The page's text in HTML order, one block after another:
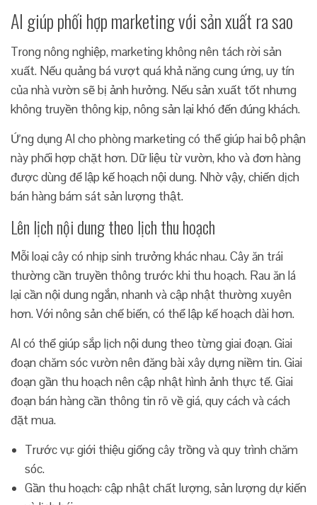
AI giúp phối hợp marketing với sản xuất ra sao
Trong nông nghiệp, marketing không nên tách rời sản
xuất. Nếu quảng bá vượt quá khả năng cung ứng, uy tín
của nhà vườn sẽ bị ảnh hưởng. Nếu sản xuất tốt nhưng
không truyền thông kịp, nông sản lại khó đến đúng khách.
Ứng dụng AI cho phòng marketing có thể giúp hai bộ phận
này phối hợp chặt hơn. Dữ liệu từ vườn, kho và đơn hàng
được dùng để lập kế hoạch nội dung. Nhờ vậy, chiến dịch
bán hàng bám sát sản lượng thật.
Lên lịch nội dung theo lịch thu hoạch
Mỗi loại cây có nhịp sinh trưởng khác nhau. Cây ăn trái
thường cần truyền thông trước khi thu hoạch. Rau ăn lá
lại cần nội dung ngắn, nhanh và cập nhật thường xuyên
hơn. Với nông sản chế biến, có thể lập kế hoạch dài hơn.
AI có thể giúp sắp lịch nội dung theo từng giai đoạn. Giai
đoạn chăm sóc vườn nên đăng bài xây dựng niềm tin. Giai
đoạn gần thu hoạch nên cập nhật hình ảnh thực tế. Giai
đoạn bán hàng cần thông tin rõ về giá, quy cách và cách
đặt mua.
Trước vụ: giới thiệu giống cây trồng và quy trình chăm
sóc.
Gần thu hoạch: cập nhật chất lượng, sản lượng dự kiến